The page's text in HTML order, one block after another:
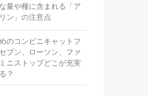
量や種に含まれる「ア
ン」の注意点
のコンビニキャットフ
ブン、ローソン、ファ
ニストップどこが充実
？